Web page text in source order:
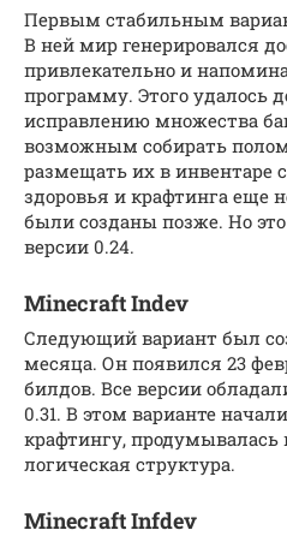
Первым стабильным
В ней мир генерировался
привлекательно и
программу. Этого удалось
исправлению множества
возможным собирать
размещать их в инвентаре
здоровья и крафтинга еще
были созданы позже. Но
версии 0.24.
Minecraft Indev
Следующий вариант был
месяца. Он появился 23
билдов. Все версии
0.31. В этом варианте
крафтингу,
логическая структура.
Minecraft Infdev